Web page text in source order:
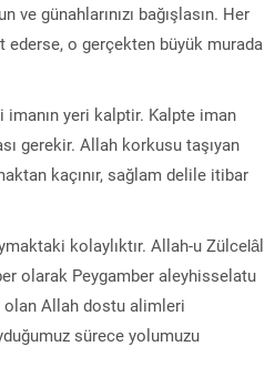
günahlarınızı bağışlasın. Her
ederse, o gerçekten büyük murada
yeri kalptir. Kalpte iman
gerekir. Allah korkusu taşıyan
kaçınır, sağlam delile itibar
kolaylıktır. Allah-u Zülcelâl
olarak Peygamber aleyhisselatu
olan Allah dostu alimleri
sürece yolumuzu